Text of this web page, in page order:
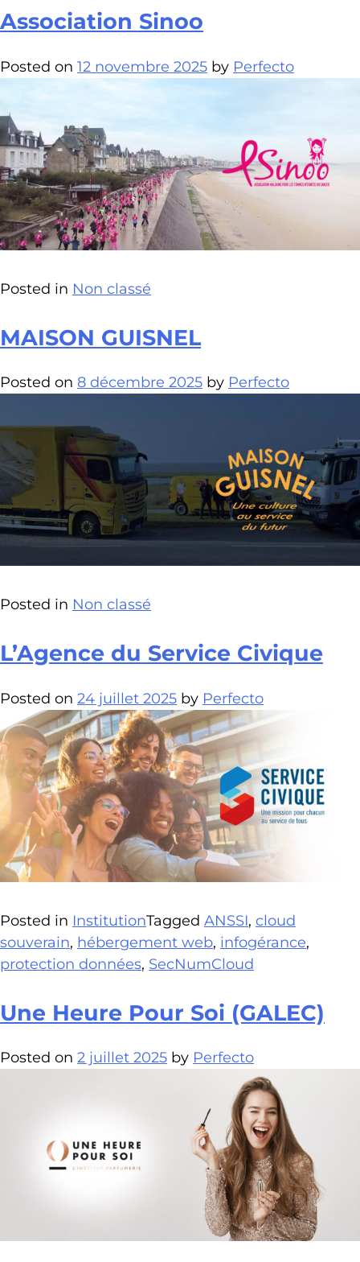
Association Sinoo
Posted on 12 novembre 2025 by Perfecto
Posted in Non classé
MAISON GUISNEL
Posted on 8 décembre 2025 by Perfecto
Posted in Non classé
L’Agence du Service Civique
Posted on 24 juillet 2025 by Perfecto
Posted in InstitutionTagged ANSSI, cloud
souverain, hébergement web, infogérance,
protection données, SecNumCloud
Une Heure Pour Soi (GALEC)
Posted on 2 juillet 2025 by Perfecto